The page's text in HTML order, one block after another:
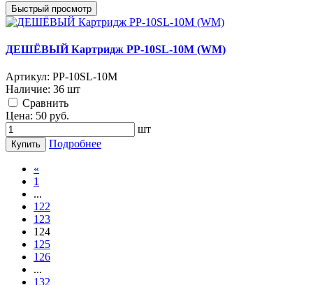
Быстрый просмотр
ДЕШЁВЫЙ Картридж РР-10SL-10М (WM)
Артикул: РР-10SL-10М
Наличие: 36 шт
Cравнить
Цена: 50 руб.
шт
Купить Подробнее
«
1
...
122
123
124
125
126
...
132